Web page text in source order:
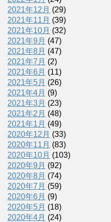
2021年12月 (29)
2021年11月 (39)
2021年10月 (32)
2021年9月 (47)
2021年8月 (47)
2021年7月 (2)
2021年6月 (11)
2021年5月 (26)
2021年4月 (9)
2021年3月 (23)
2021年2月 (48)
2021年1月 (49)
2020年12月 (33)
2020年11月 (83)
2020年10月 (103)
2020年9月 (92)
2020年8月 (74)
2020年7月 (59)
2020年6月 (9)
2020年5月 (18)
2020年4月 (24)